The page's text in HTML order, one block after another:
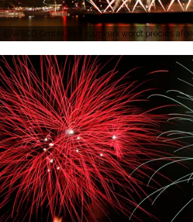
WECO GmbH, Het vuurwerk wordt precies